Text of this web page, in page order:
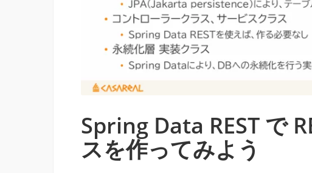
Spring Data REST で
スを作ってみよう